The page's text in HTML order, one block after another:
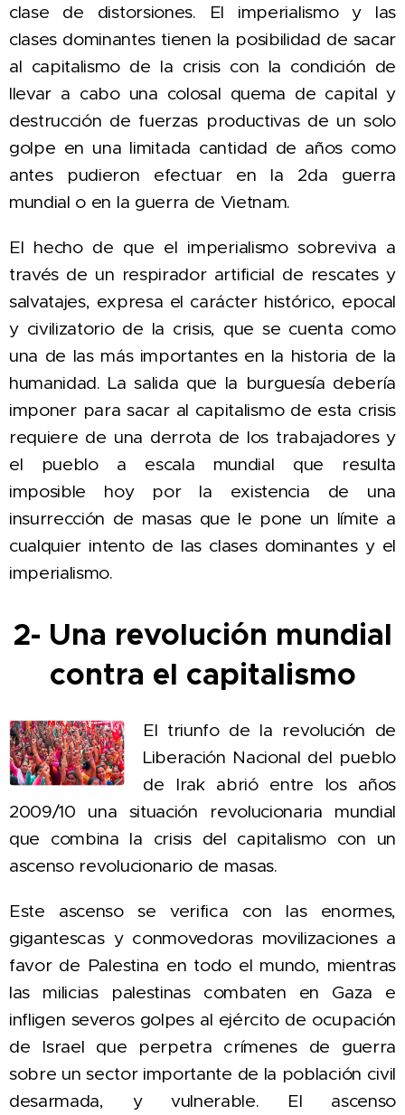
clase de distorsiones. El imperialismo y las
clases dominantes tienen la posibilidad de sacar
al capitalismo de la crisis con la condición de
llevar a cabo una colosal quema de capital y
destrucción de fuerzas productivas de un solo
golpe en una limitada cantidad de años como
antes pudieron efectuar en la 2da guerra
mundial o en la guerra de Vietnam.
El hecho de que el imperialismo sobreviva a
través de un respirador artificial de rescates y
salvatajes, expresa el carácterhistórico, epocal
y civilizatorio de la crisis, que se cuenta como
una de las más importantes en la historia de la
humanidad. La salida que la burguesía debería
imponer para sacar al capitalismo de esta crisis
requiere de una derrota de los trabajadores y
el pueblo a escala mundial que resulta
imposible hoy por la existencia de una
insurrección de masas que le pone un límite a
cualquier intento de las clases dominantes y el
imperialismo.
2- Una revolución mundial
contra el capitalismo
El triunfo de la revolución de
Liberación Nacional del pueblo
de Irak abrió entre los años
2009/10 una situación revolucionaria mundial
que combina la crisis del capitalismo con un
ascenso revolucionario de masas.
Este ascensose verifica con las enormes,
gigantescas y conmovedoras movilizaciones a
favor de Palestina en todo el mundo, mientras
las milicias palestinas combaten en Gaza e
infligen severos golpes al ejército de ocupación
de Israel que perpetra crímenes de guerra
sobre un sector importante de la población civil
desarmada, y vulnerable. El ascenso